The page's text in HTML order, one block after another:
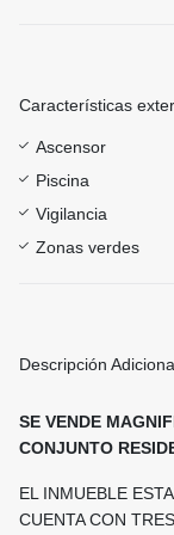
Características
Ascensor
Piscina
Vigilancia
Zonas verdes
Descripción
SE VENDE
CONJUNTO
EL INMUEBLE
CUENTA CON